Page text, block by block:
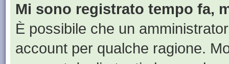
Mi sono registrato tempo fa,
È possibile che un
account per qualche ragione.